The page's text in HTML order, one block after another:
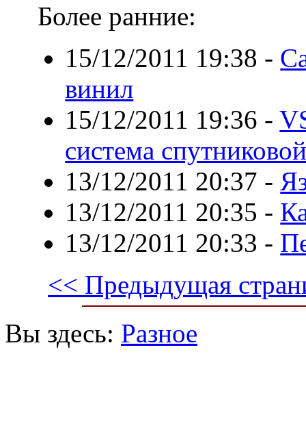
Более ранние:
15/12/2011 19:38 -
винил
15/12/2011 19:36 -
система
13/12/2011 20:37 -
13/12/2011 20:35 -
13/12/2011 20:33 -
<< Предыдущая
Вы здесь: Разное